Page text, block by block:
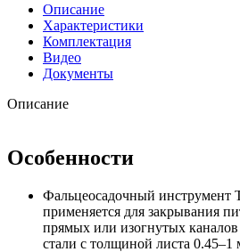
Описание
Характеристики
Комплектация
Видео
Документы
Описание
Особенности
Фальцеосадочный инструмент
применяется для закрывания
прямых или изогнутых
стали с толщиной листа 0.45–1